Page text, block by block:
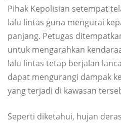
Pihak Kepolisian setempat
lalu lintas guna mengurai
panjang. Petugas
untuk mengarahkan
lalu lintas tetap berjalan
dapat mengurangi dampak
yang terjadi di kawasan
Seperti diketahui, hujan